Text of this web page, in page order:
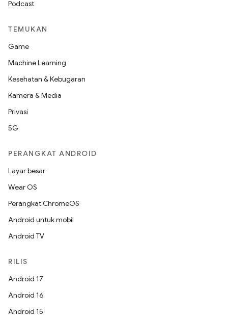
Podcast
TEMUKAN
Game
Machine Learning
Kesehatan & Kebugaran
Kamera & Media
Privasi
5G
PERANGKAT ANDROID
Layar besar
Wear OS
Perangkat ChromeOS
Android untuk mobil
Android TV
RILIS
Android 17
Android 16
Android 15